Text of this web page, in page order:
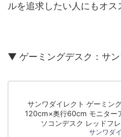
ルを追求したい人にもオス
▼ ゲーミングデスク：サ
サンワダイレクト ゲーミン
120cm×奥行60cm モニター
ソコンデスク レッドフ
サンワダ